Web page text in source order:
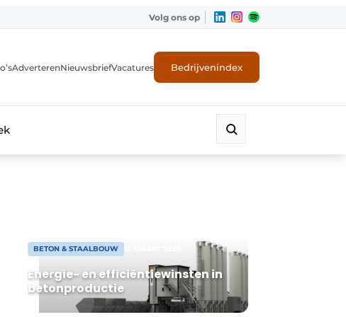
Volg ons op
AdverterenNieuwsbriefVacatures Bedrijvenindex
BETON & STAALBOUW
Energie- en efficiëntiewinsten in
betonproductie